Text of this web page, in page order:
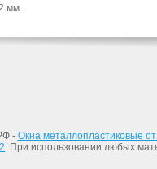
мм.
- Окна металлопластиковые
. При использовании любых